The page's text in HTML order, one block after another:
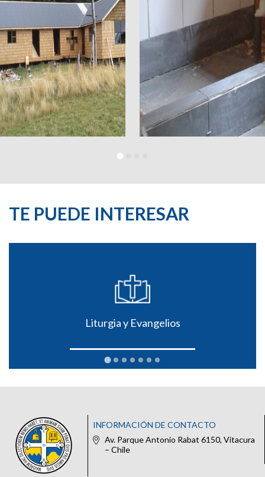
TE PUEDE INTERESAR
Liturgia y Evangelios
INFORMACIÓN DE CONTACTO
Av. Parque Antonio Rabat 6150, Vitacura
– Chile